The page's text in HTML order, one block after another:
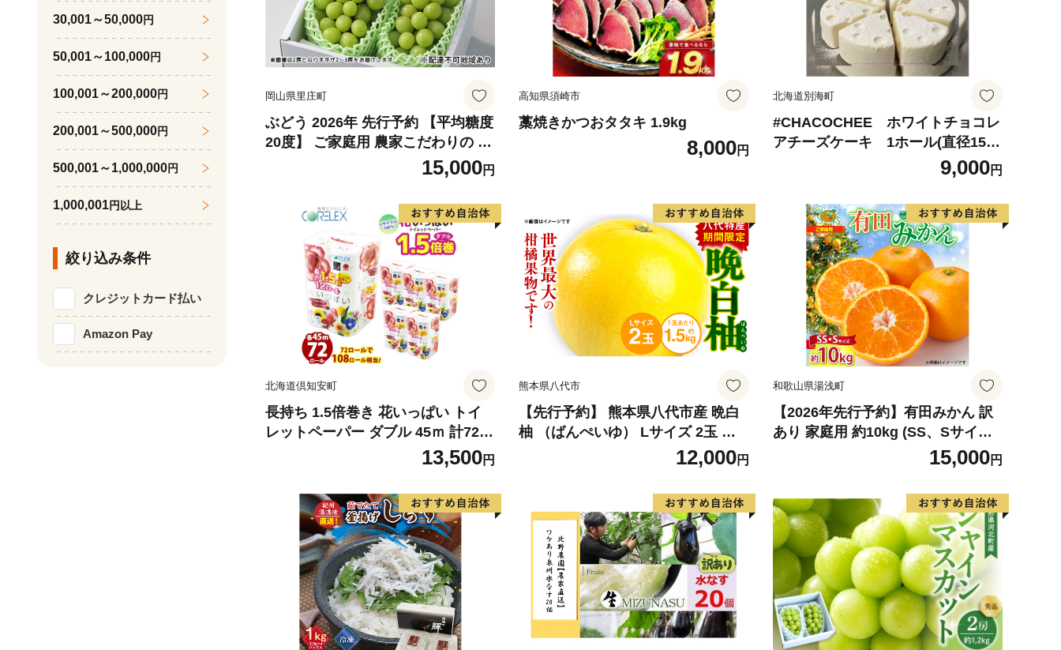
岡山県里庄町
ぶどう 2026年 先行予約 【平均糖度
20度】 ご家庭用 農家こだわりの シ
ャイン マスカット 2～3房 合計約1.
2kg ブドウ 葡萄 岡山県産 国産 フル
ーツ 果物 【 Nini farm 農家 直送 】
15,000円
高知県須崎市
藁焼きかつおタタキ 1.9kg
8,000円
北海道別海町
#CHACOCHEE ホワイトチョコレ
アチーズケーキ 1ホール(直径15c
m)（北海道,別海町,チーズ,ちーず,
チーズケーキ,ふるさと納税）
9,000円
北海道倶知安町
長持ち 1.5倍巻き 花いっぱい トイ
レットペーパー ダブル 45ｍ 計72ロ
ール 全18種 花柄 プリント ハーブ
香り付き 日本製 まとめ買い 防災 常
備品 ペーパー エコ 日用雑貨 消耗品
備蓄 送料無料 北海道 倶知安町 日用
13,500円
熊本県八代市
【先行予約】 熊本県八代市産 晩白
柚 （ばんぺいゆ） Lサイズ 2玉 柑
橘 みかん 果物 くだもの フルーツ
おやつ 特産 熊本県 八代市 【2026
年12月上旬より順次発送】
12,000円
和歌山県湯浅町
【2026年先行予約】有田みかん 訳
あり 家庭用 約10kg (SS、Sサイズ)
みかん 温州みかん フルーツ 柑橘 果
物 果実 ジューシー 人気 国産 食べ
物 和歌山県 湯浅町 送料無料_ZJ60
98
15,000円
30,001～50,000円
50,001～100,000円
100,001～200,000円
200,001～500,000円
500,001～1,000,000円
1,000,001円以上
絞り込み条件
クレジットカード払い
Amazon Pay